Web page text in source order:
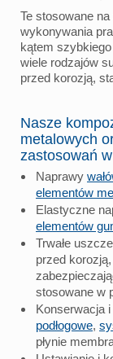
Te stosowane
wykonywania
kątem
wiele rodzajów
przed korozją,
Nasze
metalowych
zastosowań
Naprawy
elementów
Elastyczne
elementów
Trwałe
przed
stosowane w
Konserwacja
podłogowe,
płynie